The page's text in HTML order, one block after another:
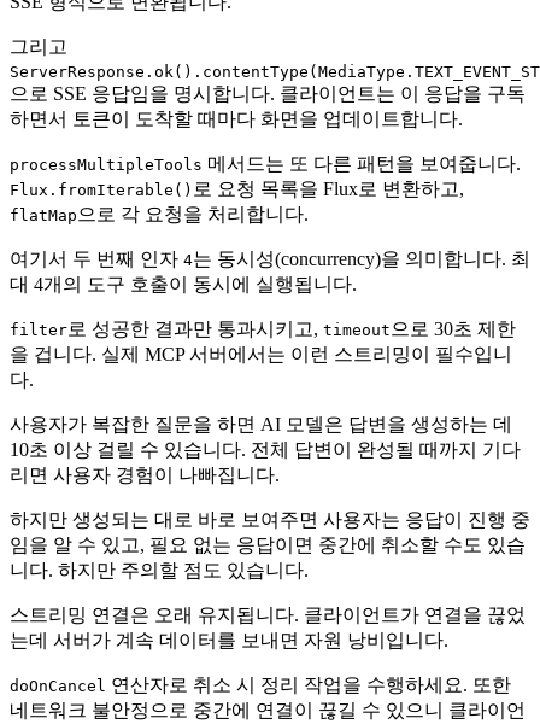
그리고
으로 SSE 응답임을 명시합니다. 클라이언트는 이 응답을 구독
하면서 토큰이 도착할 때마다 화면을 업데이트합니다.
processMultipleTools 메서드는 또 다른 패턴을 보여줍니다.
Flux.fromIterable() 로 요청 목록을 Flux로 변환하고,
flatMap 으로 각 요청을 처리합니다.
여기서 두 번째 인자 4는 동시성(concurrency)을 의미합니다. 최
대 4개의 도구 호출이 동시에 실행됩니다.
filter로 성공한 결과만 통과시키고, timeout 으로 30초 제한
을 겁니다. 실제 MCP 서버에서는 이런 스트리밍이 필수입니
다.
사용자가 복잡한 질문을 하면 AI 모델은 답변을 생성하는 데
10초 이상 걸릴 수 있습니다. 전체 답변이 완성될 때까지 기다
리면 사용자 경험이 나빠집니다.
하지만 생성되는 대로 바로 보여주면 사용자는 응답이 진행 중
임을 알 수 있고, 필요 없는 응답이면 중간에 취소할 수도 있습
니다. 하지만 주의할 점도 있습니다.
스트리밍 연결은 오래 유지됩니다. 클라이언트가 연결을 끊었
는데 서버가 계속 데이터를 보내면 자원 낭비입니다.
doOnCancel 연산자로 취소 시 정리 작업을 수행하세요. 또한
네트워크 불안정으로 중간에 연결이 끊길 수 있으니 클라이언